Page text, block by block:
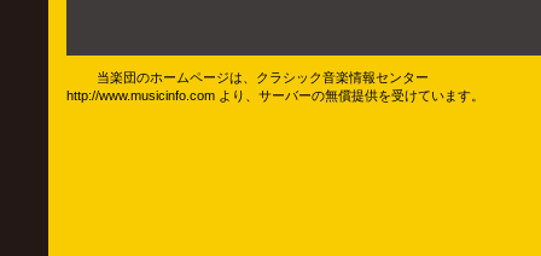
当楽団のホームページは、クラシック音楽情報センター
http://www.musicinfo.com より、サーバーの無償提供を受けています。